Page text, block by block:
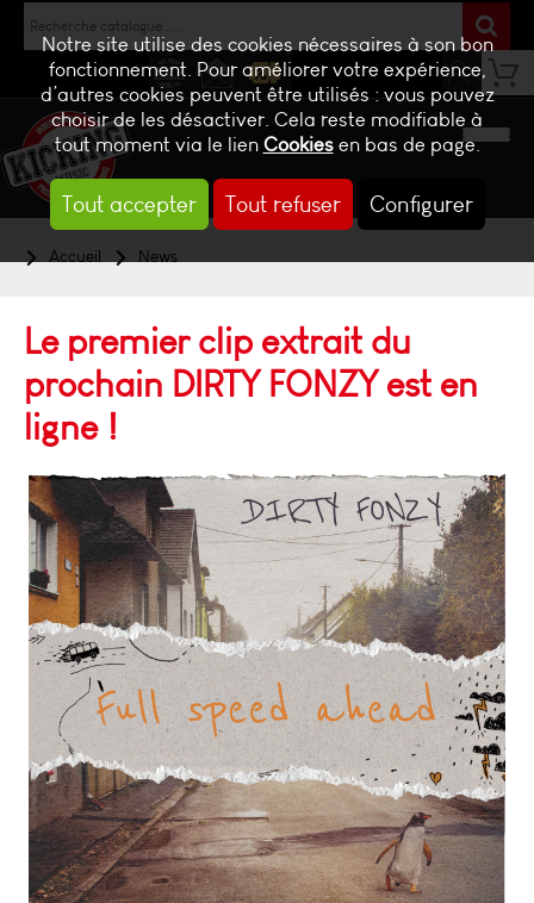
Notre site utilise des cookies nécessaires à son bon
fonctionnement. Pour améliorer votre expérience,
d’autres cookies peuvent être utilisés : vous pouvez
choisir de les désactiver. Cela reste modifiable à
tout moment via le lienCookiesen bas de page.
Tout accepter Tout refuser Configurer
NEWS CONTACTBILLETTERIE
Accueil News
Le premier clip extrait du
prochain DIRTY FONZY est en
ligne !